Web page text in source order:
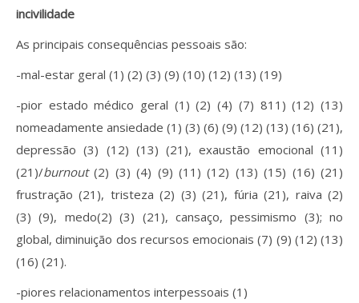
incivilidade
As principais consequências pessoais são:
-mal-estar geral (1) (2) (3) (9) (10) (12) (13) (19)
-pior estado médico geral (1) (2) (4) (7) 811) (12) (13)
nomeadamente ansiedade (1) (3) (6) (9) (12) (13) (16) (21),
depressão (3) (12) (13) (21), exaustão emocional (11)
(21)/burnout(2) (3) (4) (9) (11) (12) (13) (15) (16) (21)
frustração (21), tristeza (2) (3) (21), fúria (21), raiva (2)
(3) (9), medo(2) (3) (21), cansaço, pessimismo (3); no
global, diminuição dos recursos emocionais (7) (9) (12) (13)
(16) (21).
-piores relacionamentos interpessoais (1)